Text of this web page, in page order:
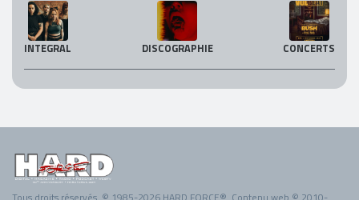
INTEGRAL DISCOGRAPHIE CONCERTS
Tous droits réservés. © 1985-2026 HARD FORCE®. Contenu web © 2010-